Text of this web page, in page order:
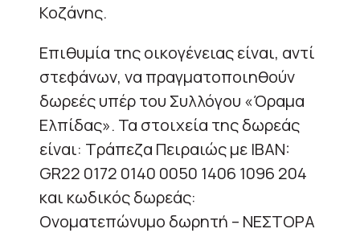
Κοζάνης.
Επιθυμία της οικογένειας είναι, αντί
στεφάνων, να πραγματοποιηθούν
δωρεές υπέρ του Συλλόγου «Όραμα
Ελπίδας». Τα στοιχεία της δωρεάς
είναι: Τράπεζα Πειραιώς με IBAN:
GR22 0172 0140 0050 1406 1096 204
και κωδικός δωρεάς:
Ονοματεπώνυμο δωρητή – ΝΕΣΤΟΡΑ